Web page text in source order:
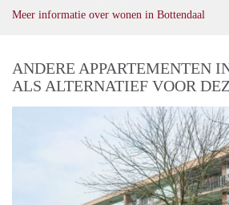
Meer informatie over wonen in Bottendaal
ANDERE APPARTEMENTEN
ALS ALTERNATIEF VOOR